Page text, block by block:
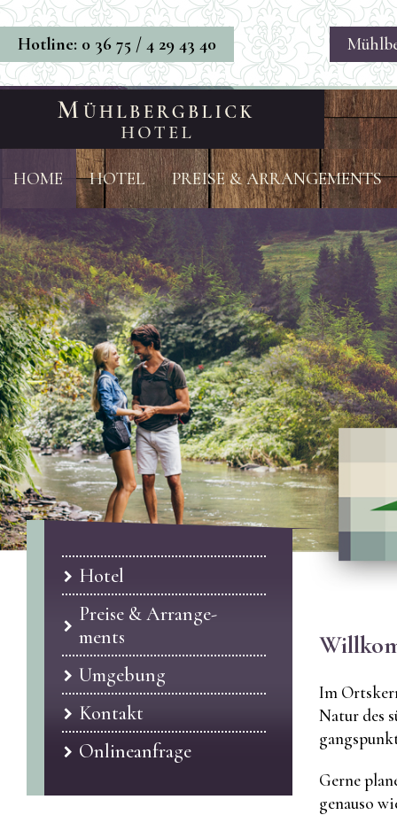
Direkt zum Inhalt
Hotline: 0 36 75 / 4 29 43 40
HOME HOTEL PREISE & ARRANGEMENTS
Hotel
Prei­se & Ar­ran­ge­
ments
Um­ge­bung
Kon­takt
On­line­an­fra­ge
Im
Natur des
Gerne
ge­nau­so